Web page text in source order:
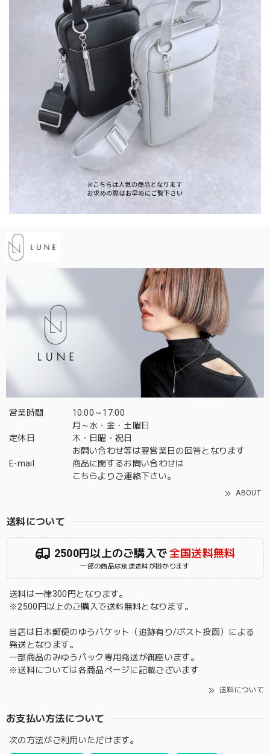
営業時間
10:00～17:00
月～水・金・土曜日
定休日
木・日曜・祝日
お問い合わせ等は翌営業日の回答となります
E-mail
商品に関するお問い合わせは
こちらよりご連絡下さい。
ABOUT
送料について
2500円以上のご購入で全国送料無料
一部の商品は別途送料が掛かります
送料は一律300円となります。
※2500円以上のご購入で送料無料となります。
当店は日本郵便のゆうパケット（追跡有り/ポスト投函）による
発送となります。
一部商品のみゆうパック専用発送が御座います。
※送料については各商品ページに記載ございます
送料について
お支払い方法について
次の方法がご利用いただけます。